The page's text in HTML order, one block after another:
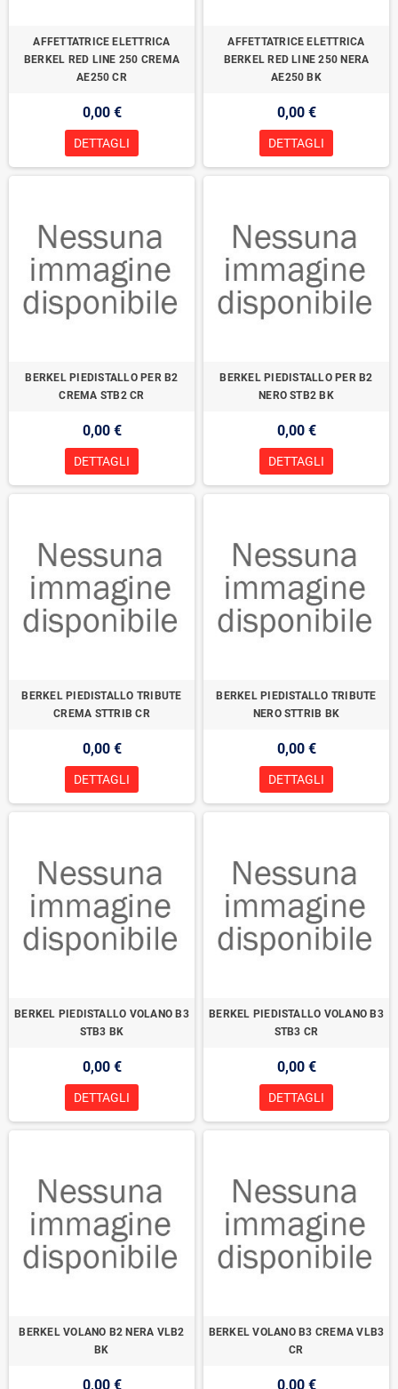
AFFETTATRICE ELETTRICA
BERKEL RED LINE 250 CREMA
AE250 CR
0,00 €
DETTAGLI
AFFETTATRICE ELETTRICA
BERKEL RED LINE 250 NERA
AE250 BK
0,00 €
DETTAGLI
BERKEL PIEDISTALLO PER B2
CREMA STB2 CR
0,00 €
DETTAGLI
BERKEL PIEDISTALLO PER B2
NERO STB2 BK
0,00 €
DETTAGLI
BERKEL PIEDISTALLO TRIBUTE
CREMA STTRIB CR
0,00 €
DETTAGLI
BERKEL PIEDISTALLO TRIBUTE
NERO STTRIB BK
0,00 €
DETTAGLI
BERKEL PIEDISTALLO VOLANO B3
STB3 BK
0,00 €
DETTAGLI
BERKEL PIEDISTALLO VOLANO B3
STB3 CR
0,00 €
DETTAGLI
BERKEL VOLANO B2 NERA VLB2
BK
0,00 €
BERKEL VOLANO B3 CREMA VLB3
CR
0,00 €